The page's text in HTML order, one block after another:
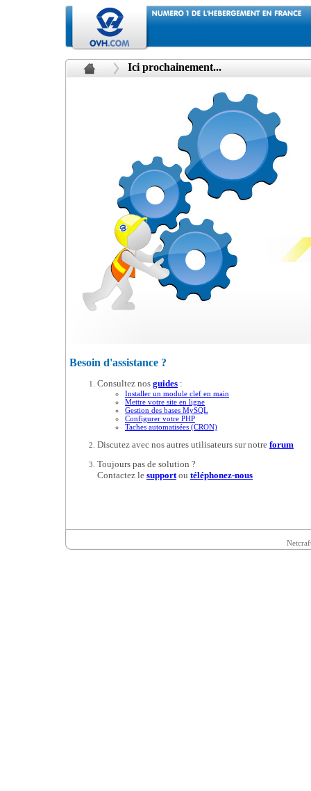
Ici prochainement...
Besoin d'assistance ?
Consultez nos guides :
Installer un module clef en main
Mettre votre site en ligne
Gestion des bases MySQL
Configurer votre PHP
Taches automatisées (CRON)
Discutez avec nos autres utilisateurs sur notre forum
Toujours pas de solution ?
Contactez le supportou téléphonez-nous